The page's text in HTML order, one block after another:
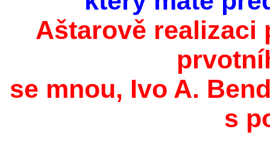
Aštarově realizaci
se mnou, Ivo A.
s